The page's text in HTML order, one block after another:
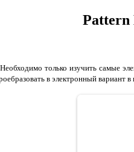
Pattern
только изучить самые
в электронный вариант